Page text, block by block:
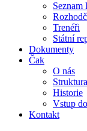
Seznam
Trenéři
Státní
Dokumenty
Čak
O nás
Historie
Vstup
Kontakt